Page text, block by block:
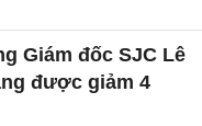
Giám đốc SJC Lê
được giảm 4